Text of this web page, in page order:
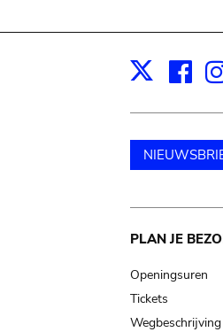
X
Main
PLAN JE
Openingsuren
Tickets
Wegbeschrijving